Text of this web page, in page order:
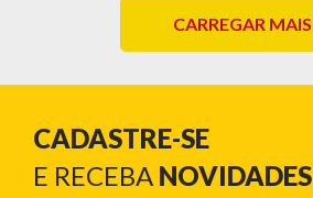
CARREGAR MAIS
CADASTRE-SE
E RECEBA NOVIDADES